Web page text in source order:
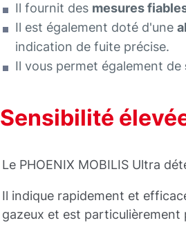
Il fournit des mesures
Il est également doté d'une
indication de fuite précise.
Il vous permet également de
Sensibilité
Le PHOENIX MOBILIS Ultra
Il indique rapidement et
gazeux et est particulièrement